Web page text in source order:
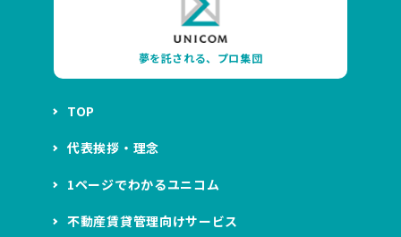
夢を託される、プロ集団
TOP
代表挨拶・理念
1ページでわかるユニコム
不動産賃貸管理向けサービス